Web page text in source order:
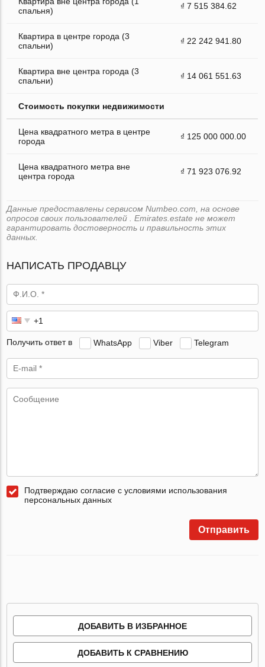
спальня)
₫ 7 515 384.62
Квартира в центре города (3
спальни)
₫ 22 242 941.80
Квартира вне центра города (3
спальни)
₫ 14 061 551.63
Стоимость покупки недвижимости
Цена квадратного метра в центре
города
₫ 125 000 000.00
Цена квадратного метра вне
центра города
₫ 71 923 076.92
Данные предоставлены сервисом Numbeo.com, на основе
опросов своих пользователей . Emirates.estate не может
гарантировать достоверность и правильность этих
данных.
НАПИСАТЬ ПРОДАВЦУ
Получить ответ в WhatsApp Viber Telegram
Подтверждаю согласие с условиями использования
персональных данных
Отправить
ДОБАВИТЬ В ИЗБРАННОЕ
ДОБАВИТЬ К СРАВНЕНИЮ